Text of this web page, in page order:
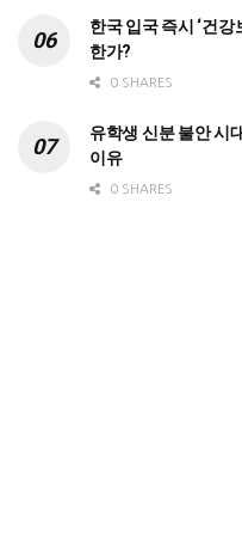
한국 입국 즉시 ‘건
한가?
0 SHARES
유학생 신분 불안 시
이유
0 SHARES